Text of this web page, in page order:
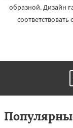
образной. Дизайн